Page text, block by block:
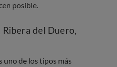
posible.
del Duero,
uno de los tipos más